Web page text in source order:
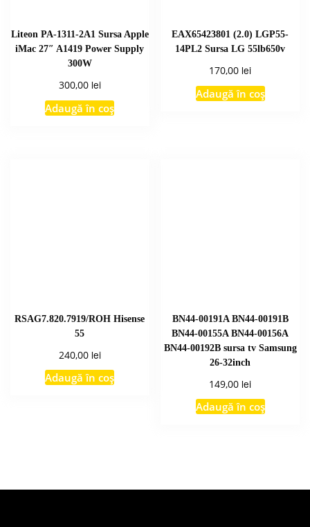
Liteon PA-1311-2A1 Sursa Apple
iMac 27″ A1419 Power Supply
300W
300,00 lei
Adaugă în coș
EAX65423801 (2.0) LGP55-
14PL2 Sursa LG 55lb650v
170,00 lei
Adaugă în coș
RSAG7.820.7919/ROH Hisense
55
240,00 lei
Adaugă în coș
BN44-00191A BN44-00191B
BN44-00155A BN44-00156A
BN44-00192B sursa tv Samsung
26-32inch
149,00 lei
Adaugă în coș